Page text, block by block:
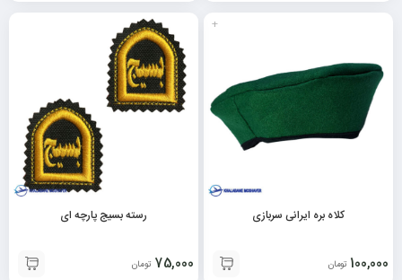
+
کلاه بره ایرانی سربازی
100,000 تومان
رسته بسیج پارچه ای
75,000 تومان